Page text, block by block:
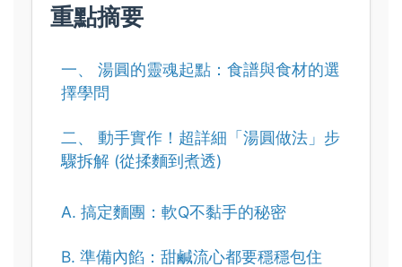
重點摘要
一、 湯圓的靈魂起點：食譜與食材的選
擇學問
二、 動手實作！超詳細「湯圓做法」步
驟拆解 (從揉麵到煮透)
A. 搞定麵團：軟Q不黏手的秘密
B. 準備內餡：甜鹹流心都要穩穩包住